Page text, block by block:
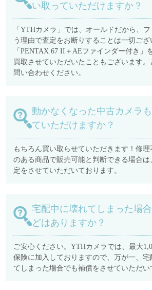
い取っていただけますか？
「YTHカメラ」では、オールドだから、
う理由で査定をお断りすることは一切ご
「PENTAX 67 II＋AEファインダー付き」
買取させていただいたこともございます
問い合わせください。
動かなくなった中古カメラ
ていただけますか？
もちろん買い取らせていただきます！修
のある商品で販売可能と判断できる場合
定をさせていただいております。
宅配中に壊れてしまった場
どはありますか？
ご安心ください。YTHカメラでは、最大
保険に加入しておりますので、万が一、
てしまった場合でも補償をさせていただい